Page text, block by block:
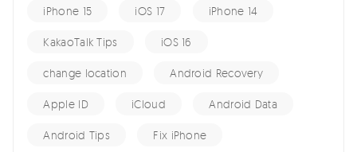
iPhone 15 iOS 17 iPhone 14
KakaoTalk Tips iOS 16
change location Android Recovery
Apple ID iCloud Android Data
Android Tips Fix iPhone